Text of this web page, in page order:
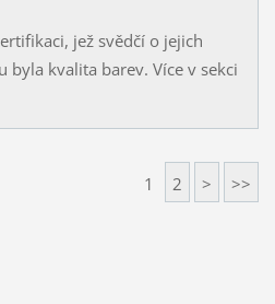
jež svědčí o jejich
byla kvalita barev. Více v sekci
1 2 > >>